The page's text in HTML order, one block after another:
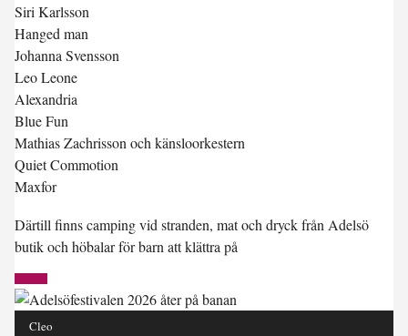
Siri Karlsson
Hanged man
Johanna Svensson
Leo Leone
Alexandria
Blue Fun
Mathias Zachrisson och känsloorkestern
Quiet Commotion
Maxfor
Därtill finns camping vid stranden, mat och dryck från Adelsö
butik och höbalar för barn att klättra på
Cleo